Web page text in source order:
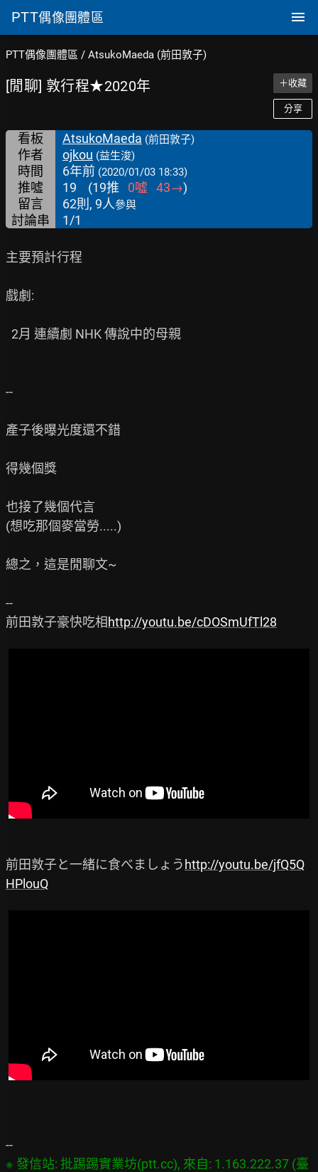
PTT偶像團體區
PTT偶像團體區 / AtsukoMaeda (前田敦子)
[閒聊] 敦行程★2020年 ＋收藏
分享
看板 AtsukoMaeda (前田敦子)
作者 ojkou (益生浚)
時間 6年前 (2020/01/03 18:33)
推噓 19 (19推 0噓 43→)
留言
62則, 9人參與
討論串 1/1
主要預計行程
戲劇:
--
產子後曝光度還不錯
得幾個獎
也接了幾個代言
(想吃那個麥當勞.....)
總之，這是閒聊文~
--
前田敦子豪快吃相http://youtu.be/cDOSmUfTl28
前田敦子と一緒に食べましょうhttp://youtu.be/jfQ5Q
HPlouQ
※ 發信站: 批踢踢實業坊(ptt.cc), 來自: 1.163.222.37 (臺